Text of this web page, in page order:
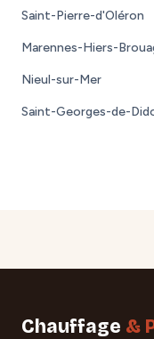
Saint-Pierre-d'Oléron
Marennes-Hiers-
Nieul-sur-Mer
Saint-Georges-de-
Chauffage &